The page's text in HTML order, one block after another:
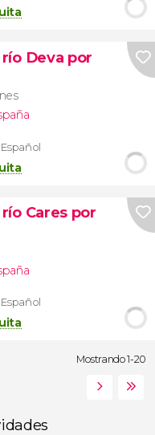
Deva por
Español
Cares por
Español
Mostrando 1-20